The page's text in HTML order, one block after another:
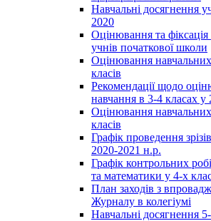
Навчальні досягнення
2020
Оцінювання та фіксація
учнів початкової школи
Оцінювання навчальних
класів
Рекомендації щодо
навчання в 3-4 класах у
Оцінювання
класів
Графік проведення
2020-2021 н.р.
Графік контрольних
та математики у 4-х
План заходів з
Журналу в колегіумі
Навчальні досягнення